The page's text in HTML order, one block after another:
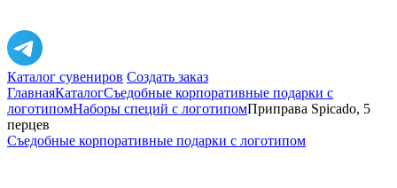
Каталог сувениров Создать заказ
ГлавнаяКаталогСъедобные корпоративные подарки с
логотипомНаборы специй с логотипомПриправа Spicado, 5
перцев
Съедобные корпоративные подарки с логотипом